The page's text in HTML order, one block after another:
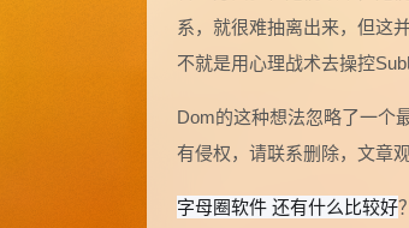
系，就很难抽离出来，但这
不就是用心理战术去操控
Dom的这种想法忽略了一个
有侵权，请联系删除，文章
字母圈软件 还有什么比较好